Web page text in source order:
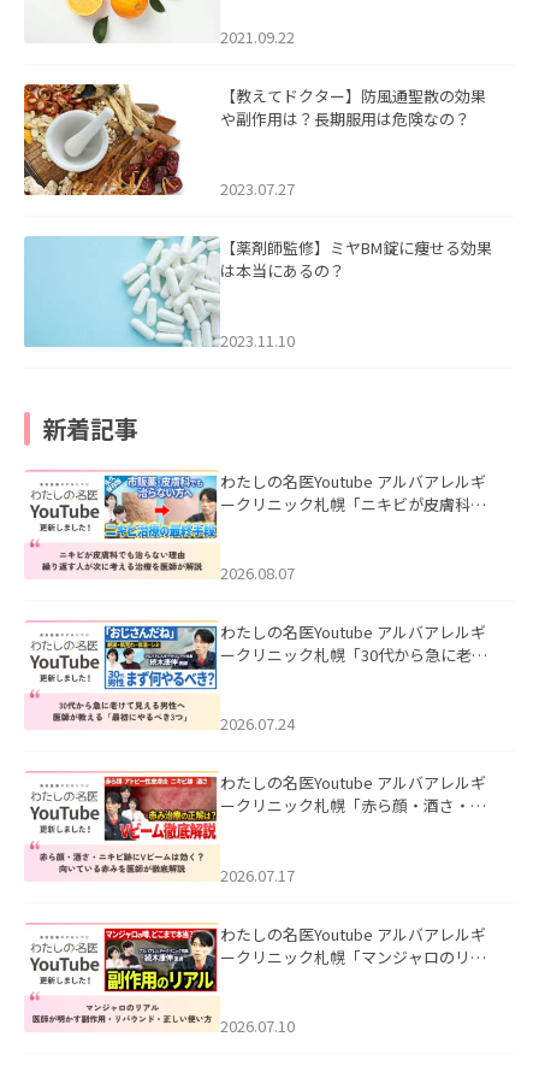
2021.09.22
【教えてドクター】防風通聖散の効果
や副作用は？長期服用は危険なの？
2023.07.27
【薬剤師監修】ミヤBM錠に痩せる効果
は本当にあるの？
2023.11.10
新着記事
わたしの名医Youtube アルバアレルギ
ークリニック札幌「ニキビが皮膚科で
ました。
2026.08.07
わたしの名医Youtube アルバアレルギ
ークリニック札幌「30代から急に老け
た。
2026.07.24
わたしの名医Youtube アルバアレルギ
ークリニック札幌「赤ら顔・酒さ・ニ
した。
2026.07.17
わたしの名医Youtube アルバアレルギ
ークリニック札幌「マンジャロのリア
た。
2026.07.10